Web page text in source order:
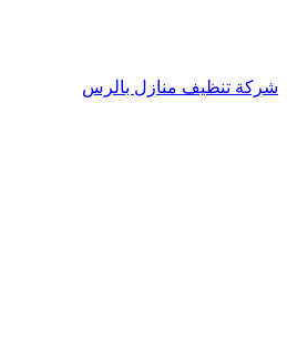
شركة تنظيف منازل بالرس